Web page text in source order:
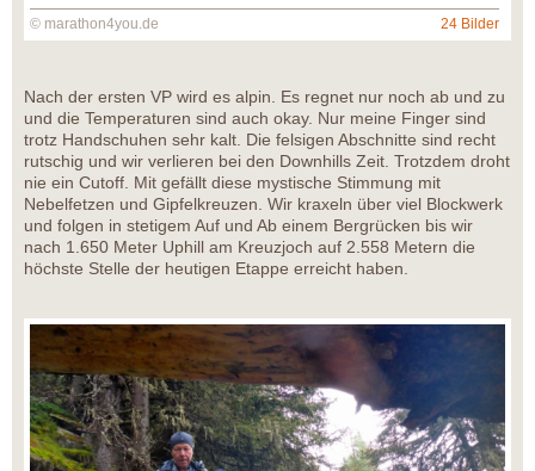
© marathon4you.de 24 Bilder
Nach der ersten VP wird es alpin. Es regnet nur noch ab und zu
und die Temperaturen sind auch okay. Nur meine Finger sind
trotz Handschuhen sehr kalt. Die felsigen Abschnitte sind recht
rutschig und wir verlieren bei den Downhills Zeit. Trotzdem droht
nie ein Cutoff. Mit gefällt diese mystische Stimmung mit
Nebelfetzen und Gipfelkreuzen. Wir kraxeln über viel Blockwerk
und folgen in stetigem Auf und Ab einem Bergrücken bis wir
nach 1.650 Meter Uphill am Kreuzjoch auf 2.558 Metern die
höchste Stelle der heutigen Etappe erreicht haben.